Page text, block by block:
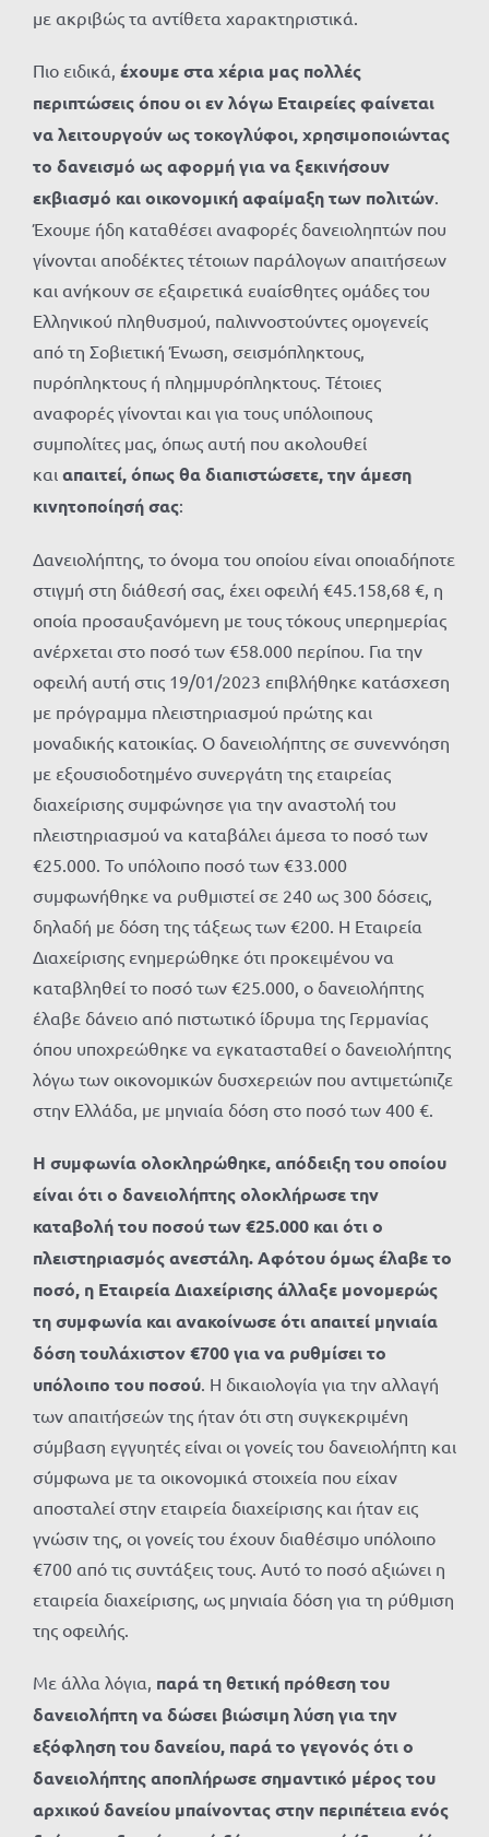
με ακριβώς τα αντίθετα χαρακτηριστικά.
Πιο ειδικά, έχουμε στα χέρια μας πολλές
περιπτώσεις όπου οι εν λόγω Εταιρείες φαίνεται
να λειτουργούν ως τοκογλύφοι, χρησιμοποιώντας
το δανεισμό ως αφορμή για να ξεκινήσουν
εκβιασμό και οικονομική αφαίμαξη των πολιτών.
Έχουμε ήδη καταθέσει αναφορές δανειοληπτών που
γίνονται αποδέκτες τέτοιων παράλογων απαιτήσεων
και ανήκουν σε εξαιρετικά ευαίσθητες ομάδες του
Ελληνικού πληθυσμού, παλιννοστούντες ομογενείς
από τη Σοβιετική Ένωση, σεισμόπληκτους,
πυρόπληκτους ή πλημμυρόπληκτους. Τέτοιες
αναφορές γίνονται και για τους υπόλοιπους
συμπολίτες μας, όπως αυτή που ακολουθεί
και απαιτεί, όπως θα διαπιστώσετε, την άμεση
κινητοποίησή σας:
Δανειολήπτης, το όνομα του οποίου είναι οποιαδήποτε
στιγμή στη διάθεσή σας, έχει οφειλή €45.158,68 €, η
οποία προσαυξανόμενη με τους τόκους υπερημερίας
ανέρχεται στο ποσό των €58.000 περίπου. Για την
οφειλή αυτή στις 19/01/2023 επιβλήθηκε κατάσχεση
με πρόγραμμα πλειστηριασμού πρώτης και
μοναδικής κατοικίας. Ο δανειολήπτης σε συνεννόηση
με εξουσιοδοτημένο συνεργάτη της εταιρείας
διαχείρισης συμφώνησε για την αναστολή του
πλειστηριασμού να καταβάλει άμεσα το ποσό των
€25.000. Το υπόλοιπο ποσό των €33.000
συμφωνήθηκε να ρυθμιστεί σε 240 ως 300 δόσεις,
δηλαδή με δόση της τάξεως των €200. Η Εταιρεία
Διαχείρισης ενημερώθηκε ότι προκειμένου να
καταβληθεί το ποσό των €25.000, ο δανειολήπτης
έλαβε δάνειο από πιστωτικό ίδρυμα της Γερμανίας
όπου υποχρεώθηκε να εγκατασταθεί ο δανειολήπτης
λόγω των οικονομικών δυσχερειών που αντιμετώπιζε
στην Ελλάδα, με μηνιαία δόση στο ποσό των 400 €.
Η συμφωνία ολοκληρώθηκε, απόδειξη του οποίου
είναι ότι ο δανειολήπτης ολοκλήρωσε την
καταβολή του ποσού των €25.000 και ότι ο
πλειστηριασμός ανεστάλη. Αφότου όμως έλαβε το
ποσό, η Εταιρεία Διαχείρισης άλλαξε μονομερώς
τη συμφωνία και ανακοίνωσε ότι απαιτεί μηνιαία
δόση τουλάχιστον €700 για να ρυθμίσει το
υπόλοιπο του ποσού. Η δικαιολογία για την αλλαγή
των απαιτήσεών της ήταν ότι στη συγκεκριμένη
σύμβαση εγγυητές είναι οι γονείς του δανειολήπτη και
σύμφωνα με τα οικονομικά στοιχεία που είχαν
αποσταλεί στην εταιρεία διαχείρισης και ήταν εις
γνώσιν της, οι γονείς του έχουν διαθέσιμο υπόλοιπο
€700 από τις συντάξεις τους. Αυτό το ποσό αξιώνει η
εταιρεία διαχείρισης, ως μηνιαία δόση για τη ρύθμιση
της οφειλής.
Με άλλα λόγια, παρά τη θετική πρόθεση του
δανειολήπτη να δώσει βιώσιμη λύση για την
εξόφληση του δανείου, παρά το γεγονός ότι ο
δανειολήπτης αποπλήρωσε σημαντικό μέρος του
αρχικού δανείου μπαίνοντας στην περιπέτεια ενός